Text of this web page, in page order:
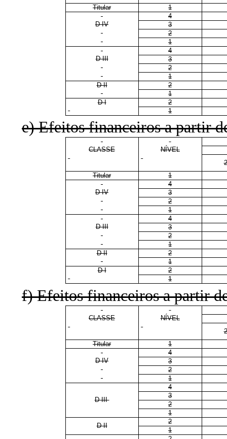
Titular
1
4
D IV
3
2
1
4
D III
3
2
1
D II
2
1
D I
2
1
e) Efeitos financeiros a partir
CLASSE
NÍVEL
Titular
1
4
D IV
3
2
1
4
D III
3
2
1
D II
2
1
D I
2
1
f) Efeitos financeiros a partir
CLASSE
NÍVEL
Titular
1
4
D IV
3
2
1
D III
4
3
2
1
D II
2
1